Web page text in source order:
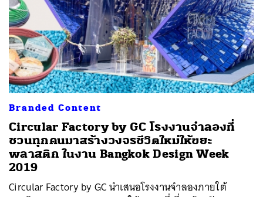
Branded Content
Circular Factory by GC โรงงานจำลองที่
ชวนทุกคนมาสร้างวงจรชีวิตใหม่ให้ขยะ
พลาสติก ในงาน Bangkok Design Week
2019
Circular Factory by GC นำเสนอโรงงานจำลองภายใต้